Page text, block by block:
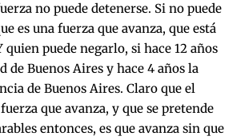
no puede detenerse. Si no puede
es una fuerza que avanza, que está
puede negarlo, si hace 12 años
de Buenos Aires y hace 4 años la
de Buenos Aires. Claro que el
que avanza, y que se pretende
entonces, es que avanza sin que